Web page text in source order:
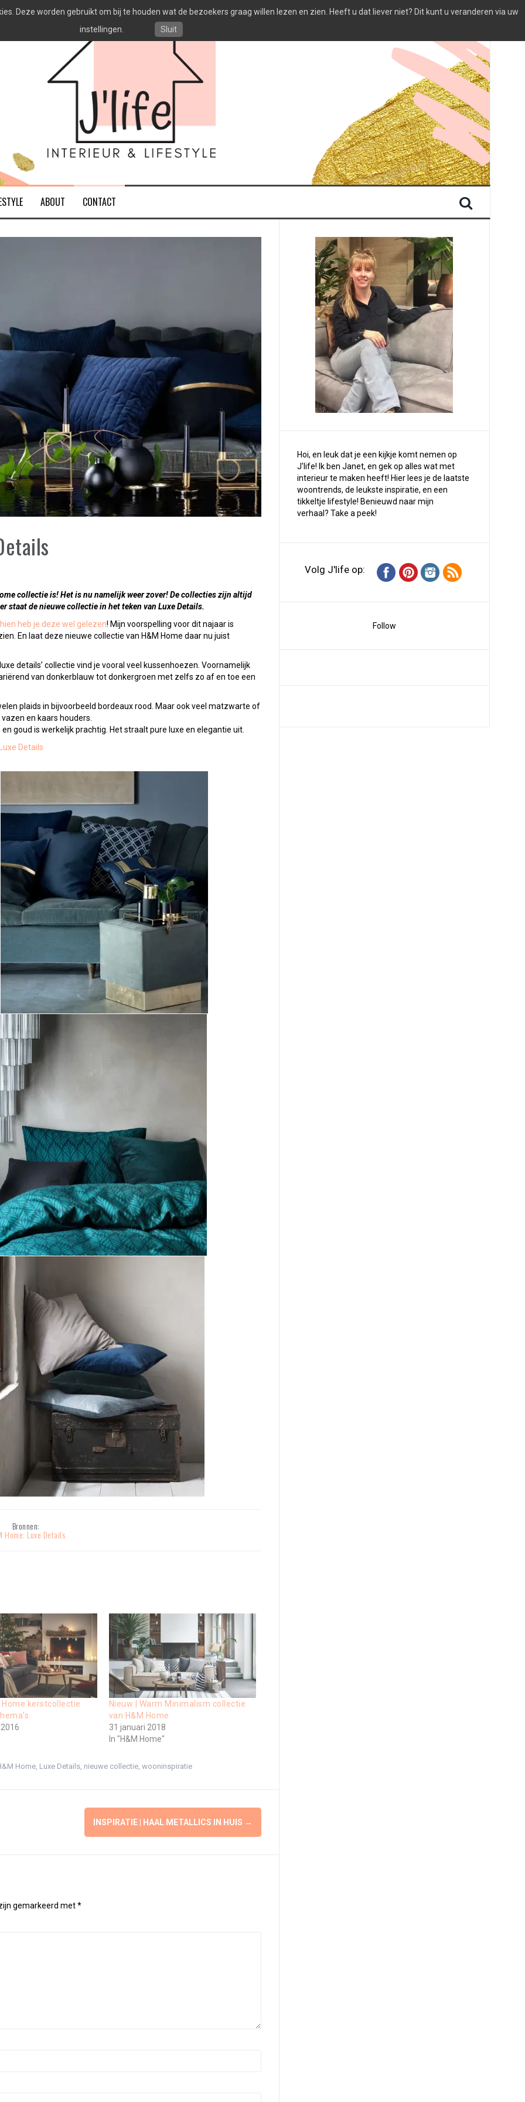
ABOUT CONTACT
collectie is! Het is nu namelijk weer zover! De collecties zijn altijd
staat de nieuwe collectie in het teken van Luxe Details.
heb je deze wel gelezen! Mijn voorspelling voor dit najaar is
En laat deze nieuwe collectie van H&M Home daar nu juist
details’ collectie vind je vooral veel kussenhoezen. Voornamelijk
van donkerblauw tot donkergroen met zelfs zo af en toe een
plaids in bijvoorbeeld bordeaux rood. Maar ook veel matzwarte of
en kaars houders.
goud is werkelijk prachtig. Het straalt pure luxe en elegantie uit.
Details
Bronnen:
Home: Luxe Details
Home kerstcollectie
Nieuw | Warm Minimalism collectie
van H&M Home
31 januari 2018
In "H&M Home"
Home, Luxe Details, nieuwe collectie, wooninspiratie
INSPIRATIE | HAAL METALLICS IN HUIS →
gemarkeerd met*
Hoi, en leuk dat je een kijkje komt nemen op
J'life! Ik ben Janet, en gek op alles wat met
interieur te maken heeft! Hier lees je de laatste
woontrends, de leukste inspiratie, en een
tikkeltje lifestyle! Benieuwd naar mijn
verhaal? Take a peek!
Volg J'life op:
Follow
Deze worden gebruikt om bij te houden wat de bezoekers graag willen lezen en zien. Heeft u dat liever niet? Dit kunt u veranderen via uw
instellingen.
Sluit